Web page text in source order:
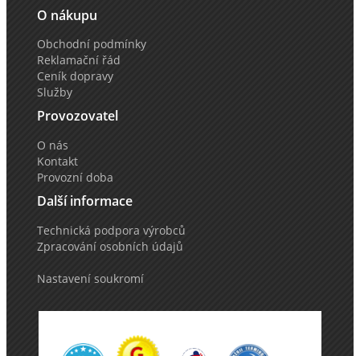
O nákupu
Obchodní podmínky
Reklamační řád
Ceník dopravy
Služby
Provozovatel
O nás
Kontakt
Provozní doba
Další informace
Technická podpora výrobců
Zpracování osobních údajů
Nastavení soukromí